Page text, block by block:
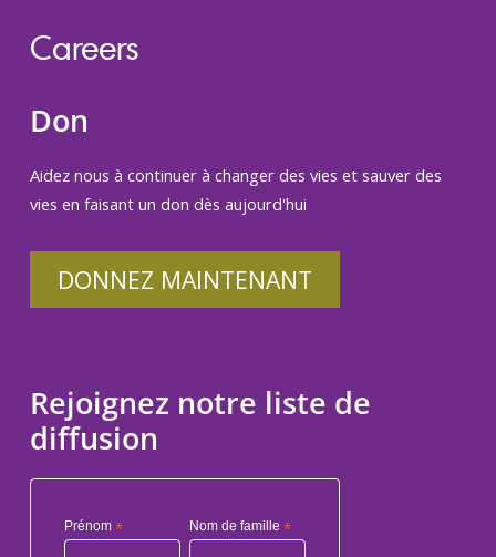
Careers
Don
Aidez nous à continuer à changer des vies et sauver des
vies en faisant un don dès aujourd'hui
DONNEZ MAINTENANT
Rejoignez notre liste de
diffusion
Prénom * Nom de famille*